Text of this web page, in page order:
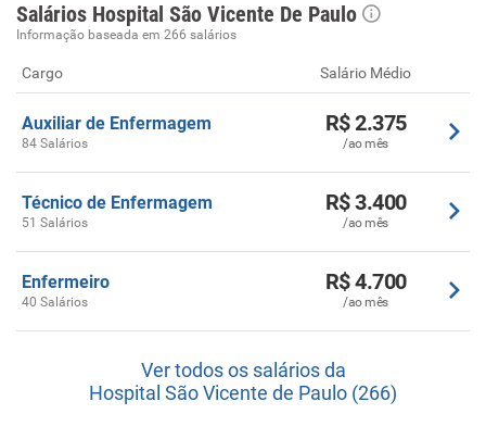
Salários Hospital São Vicente De Paulo
Informação baseada em 266 salários
Cargo Salário Médio
Auxiliar de Enfermagem
84 Salários
R$ 2.375
/ao mês
Técnico de Enfermagem
51 Salários
R$ 3.400
/ao mês
Enfermeiro
40 Salários
R$ 4.700
/ao mês
Ver todos os salários da
Hospital São Vicente de Paulo (266)